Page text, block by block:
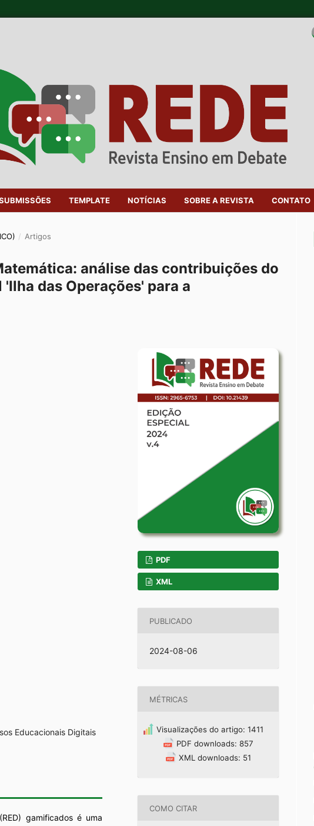
TEMPLATE NOTÍCIAS SOBRE A REVISTA CONTATO
/ Artigos
análise das contribuições do
das Operações' para a
Educacionais Digitais
gamificados é uma
PDF
XML
PUBLICADO
2024-08-06
MÉTRICAS
Visualizações do artigo: 1411
PDF downloads: 857
XML downloads: 51
COMO CITAR